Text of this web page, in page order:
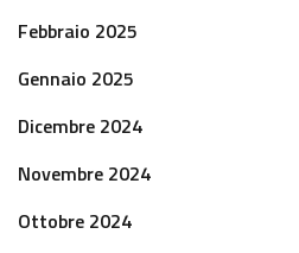
Febbraio 2025
Gennaio 2025
Dicembre 2024
Novembre 2024
Ottobre 2024